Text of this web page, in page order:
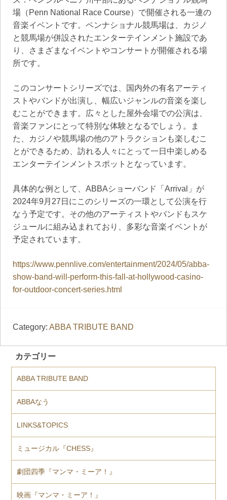
場（Penn National Race Course）で開催される一連の
音楽イベントです。ペンナショナル競馬場は、カジノ
と競馬場が併設されたエンターテインメント施設であ
り、さまざまなイベントやコンサートが開催される場
所です。
このコンサートシリーズでは、国内外の有名アーティ
ストやバンドが出演し、幅広いジャンルの音楽を楽し
むことができます。広々とした屋外会場での公演は、
音楽ファンにとって特別な体験となるでしょう。ま
た、カジノや競馬場の他のアトラクションも楽しむこ
とができるため、訪れる人々にとって一日中楽しめる
エンターテインメントスポットとなっています。
具体的な例として、ABBAショーバンド「Arrival」が
2024年9月27日にこのシリーズの一環として公演を行
なう予定です。その他のアーティストやバンドもスケ
ジュールに組み込まれており、多彩な音楽イベントが
予定されています。
https://www.pennlive.com/entertainment/2024/05/abba-
show-band-will-perform-this-fall-at-hollywood-casino-
for-outdoor-concert-series.html
Category: ABBA TRIBUTE BAND
カテゴリー
ABBA TRIBUTE BAND
ABBAなう
LINKS&TOPICS
ミュージカル『CHESS』
劇団四季『マンマ・ミーア！』
映画『マンマ・ミーア！』